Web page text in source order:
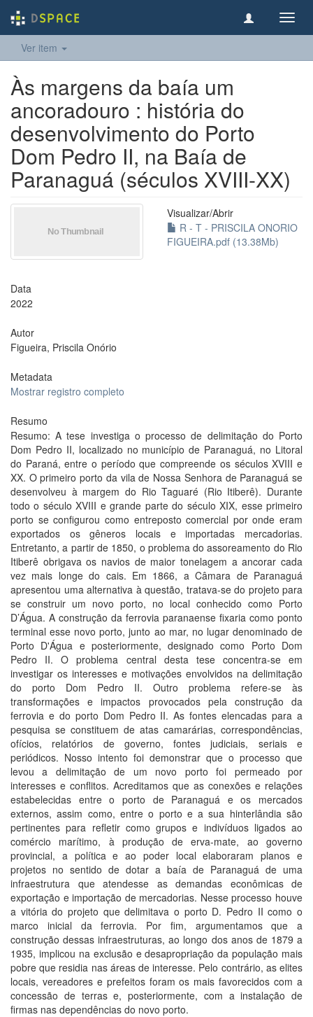
Ver item
Às margens da baía um
ancoradouro : história do
desenvolvimento do Porto
Dom Pedro II, na Baía de
Paranaguá (séculos XVIII-XX)
Visualizar/Abrir
R - T - PRISCILA ONORIO
FIGUEIRA.pdf (13.38Mb)
Data
2022
Autor
Figueira, Priscila Onório
Metadata
Mostrar registro completo
Resumo
Resumo: A tese investiga o processo de delimitação do Porto
Dom Pedro II, localizado no município de Paranaguá, no Litoral
do Paraná, entre o período que compreende os séculos XVIII e
XX. O primeiro porto da vila de Nossa Senhora de Paranaguá se
desenvolveu à margem do Rio Taguaré (Rio Itiberê). Durante
todo o século XVIII e grande parte do século XIX, esse primeiro
porto se configurou como entreposto comercial por onde eram
exportados os gêneros locais e importadas mercadorias.
Entretanto, a partir de 1850, o problema do assoreamento do Rio
Itiberê obrigava os navios de maior tonelagem a ancorar cada
vez mais longe do cais. Em 1866, a Câmara de Paranaguá
apresentou uma alternativa à questão, tratava-se do projeto para
se construir um novo porto, no local conhecido como Porto
D’Água. A construção da ferrovia paranaense fixaria como ponto
terminal esse novo porto, junto ao mar, no lugar denominado de
Porto D'Água e posteriormente, designado como Porto Dom
Pedro II. O problema central desta tese concentra-se em
investigar os interesses e motivações envolvidos na delimitação
do porto Dom Pedro II. Outro problema refere-se às
transformações e impactos provocados pela construção da
ferrovia e do porto Dom Pedro II. As fontes elencadas para a
pesquisa se constituem de atas camarárias, correspondências,
ofícios, relatórios de governo, fontes judiciais, seriais e
periódicos. Nosso intento foi demonstrar que o processo que
levou a delimitação de um novo porto foi permeado por
interesses e conflitos. Acreditamos que as conexões e relações
estabelecidas entre o porto de Paranaguá e os mercados
externos, assim como, entre o porto e a sua hinterlândia são
pertinentes para refletir como grupos e indivíduos ligados ao
comércio marítimo, à produção de erva-mate, ao governo
provincial, a política e ao poder local elaboraram planos e
projetos no sentido de dotar a baía de Paranaguá de uma
infraestrutura que atendesse as demandas econômicas de
exportação e importação de mercadorias. Nesse processo houve
a vitória do projeto que delimitava o porto D. Pedro II como o
marco inicial da ferrovia. Por fim, argumentamos que a
construção dessas infraestruturas, ao longo dos anos de 1879 a
1935, implicou na exclusão e desapropriação da população mais
pobre que residia nas áreas de interesse. Pelo contrário, as elites
locais, vereadores e prefeitos foram os mais favorecidos com a
concessão de terras e, posteriormente, com a instalação de
firmas nas dependências do novo porto.